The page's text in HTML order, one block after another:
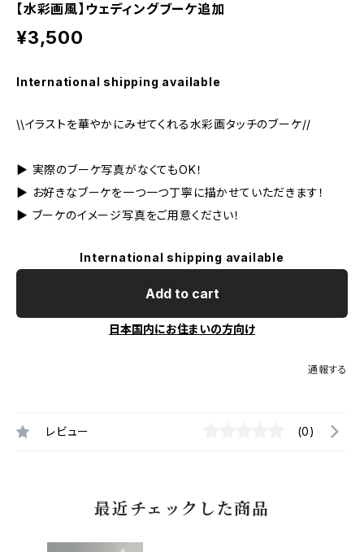
【水彩画風】ウェディングブーケ追加
¥3,500
International shipping available
\\イラストを華やかにみせてくれる水彩画タッチのブーケ//
▶︎ 実際のブーケ写真がなくてもOK！
▶︎ お好きなブーケを一つ一つ丁寧に描かせていただきます！
▶︎ ブーケのイメージ写真をご用意ください！
International shipping available
Add to cart
日本国内にお住まいの方向け
通報する
レビュー (0)
最近チェックした商品